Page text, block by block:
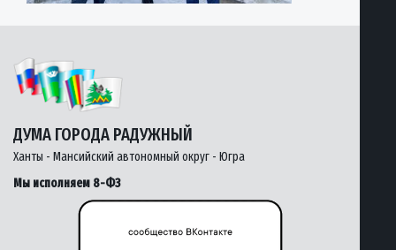
ДУМА ГОРОДА РАДУЖНЫЙ
Ханты - Мансийский автономный округ - Югра
Мы исполняем 8-ФЗ